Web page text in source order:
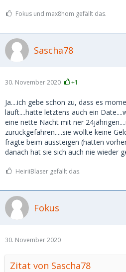
Fokus und max8hom gefällt das.
Sascha78
30. November 2020 +1
Ja....ich gebe schon zu, dass es
läuft....hatte letztens auch ein
eine nette Nacht mit ner
zurückgefahren.....sie wollte keine
fragte beim aussteigen (hatten
danach hat sie sich auch nie wieder
HeiriiBlaser gefällt das.
Fokus
30. November 2020
Zitat von Sascha78